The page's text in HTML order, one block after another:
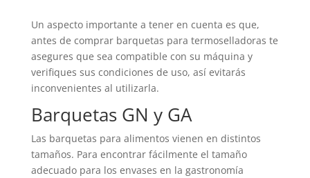
Un aspecto importante a tener en cuenta es que,
antes de comprar barquetas para termoselladoras te
asegures que sea compatible con su máquina y
verifiques sus condiciones de uso, así evitarás
inconvenientes al utilizarla.
Barquetas GN y GA
Las barquetas para alimentos vienen en distintos
tamaños. Para encontrar fácilmente el tamaño
adecuado para los envases en la gastronomía